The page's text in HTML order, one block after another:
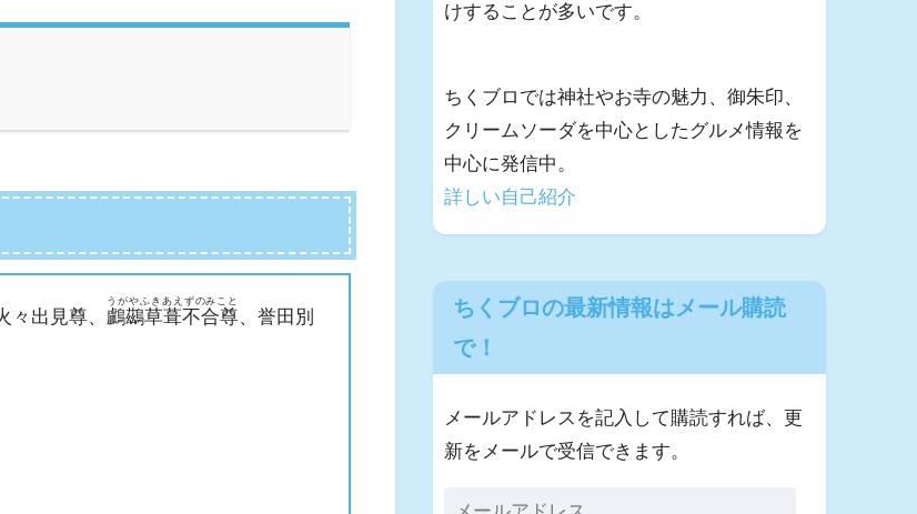
出見尊、 鸕鷀草葺不合尊
うがやふきあえずのみこと
、誉田別
けすることが多いです。
ちくブロでは神社やお寺の魅力、御朱印、
クリームソーダを中心としたグルメ情報を
中心に発信中。
詳しい自己紹介
ちくブロの最新情報はメール購読
で！
メールアドレスを記入して購読すれば、更
新をメールで受信できます。